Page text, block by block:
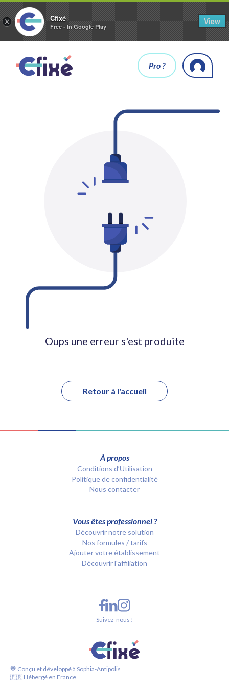
× Cfixé
Free - In Google Play
View
Pro ?
Oups une erreur s'est produite
Retour à l'accueil
À propos
Conditions d’Utilisation
Politique de confidentialité
Nous contacter
Vous êtes professionnel ?
Découvrir notre solution
Nos formules / tarifs
Ajouter votre établissement
Découvrir l'affiliation
💙 Conçu et développé à Sophia-Antipolis
🇫🇷 Hébergé en France
Suivez-nous !